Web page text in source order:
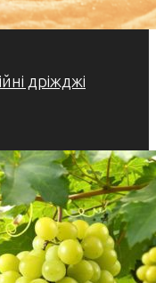
дріжджі